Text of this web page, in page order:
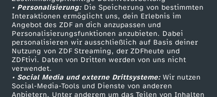
• Personalisierung:Die Speicherung von bestimmten
Interaktionen ermöglicht uns, dein Erlebnis im
Angebot des ZDF an dich anzupassen und
Personalisierungsfunktionen anzubieten. Dabei
personalisieren wir ausschließlich auf Basis deiner
Nutzung von ZDF Streaming, der ZDFheute und
ZDFtivi. Daten von Dritten werden von uns nicht
verwendet.
• Social Media und externe Drittsysteme:Wir nutzen
Social-Media-Tools und Dienste von anderen
Anbietern. Unter anderem um das Teilen von Inhalten
-
D
R
U
Sendungen A-Z
TV-Programm
Hilfe
ZDF Unternehmen
Karriere